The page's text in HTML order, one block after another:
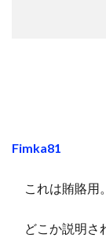
Fimka81
これは賄賂用。
どこか説明さ